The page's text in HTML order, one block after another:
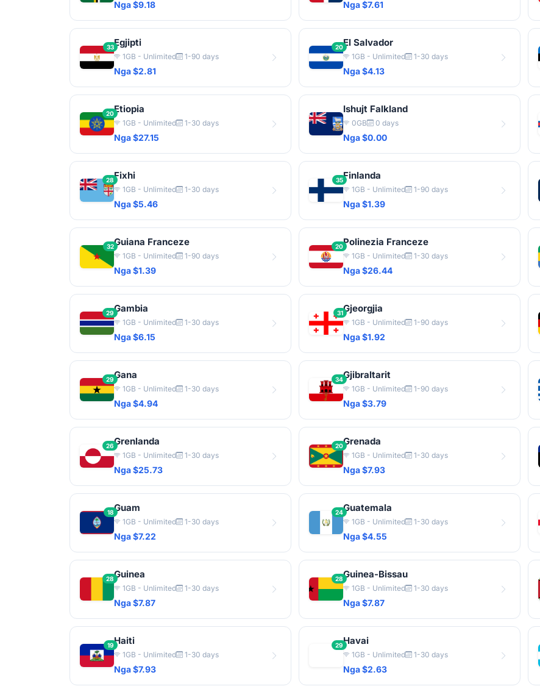
Nga $9.18 Nga $7.61
33Egjipti
1GB - Unlimited 1-90 days
Nga $2.81
20El Salvador
1GB - Unlimited 1-30 days
Nga $4.13
20Etiopia
1GB - Unlimited 1-30 days
Nga $27.15
Ishujt Falkland
0GB 0 days
Nga $0.00
28Fixhi
1GB - Unlimited 1-30 days
Nga $5.46
35Finlanda
1GB - Unlimited 1-90 days
Nga $1.39
32Guiana Franceze
1GB - Unlimited 1-90 days
Nga $1.39
20Polinezia Franceze
1GB - Unlimited 1-30 days
Nga $26.44
29Gambia
1GB - Unlimited 1-30 days
Nga $6.15
31Gjeorgjia
1GB - Unlimited 1-90 days
Nga $1.92
29Gana
1GB - Unlimited 1-30 days
Nga $4.94
34Gjibraltarit
1GB - Unlimited 1-90 days
Nga $3.79
26Grenlanda
1GB - Unlimited 1-30 days
Nga $25.73
20Grenada
1GB - Unlimited 1-30 days
Nga $7.93
18Guam
1GB - Unlimited 1-30 days
Nga $7.22
24Guatemala
1GB - Unlimited 1-30 days
Nga $4.55
28Guinea
1GB - Unlimited 1-30 days
Nga $7.87
28Guinea-Bissau
1GB - Unlimited 1-30 days
Nga $7.87
19Haiti
1GB - Unlimited 1-30 days
Nga $7.93
29
Havai
1GB - Unlimited 1-30 days
Nga $2.63